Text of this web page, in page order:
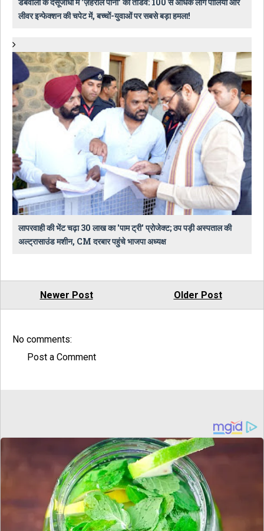
लीवर इन्फेक्शन की चपेट में, बच्चों-युवाओं पर सबसे बड़ा हमला!
लापरवाही की भेंट चढ़ा 30 लाख का 'पाम ट्री' प्रोजेक्ट; ठप पड़ी अस्पताल की
अल्ट्रासाउंड मशीन, CM दरबार पहुंचे भाजपा अध्यक्ष
Newer Post Older Post
No comments:
Post a Comment